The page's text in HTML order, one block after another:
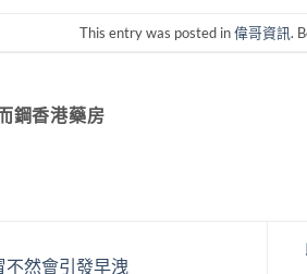
This entry was posted in偉哥資訊.
鋼香港藥房
不然會引發早洩